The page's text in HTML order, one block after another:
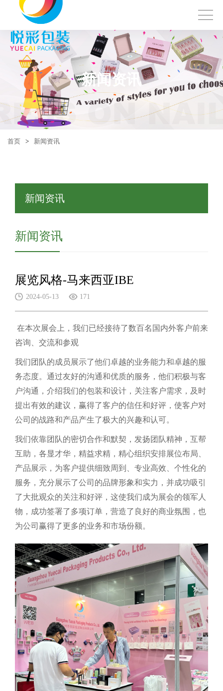
新闻资讯
首页 > 新闻资讯
新闻资讯
新闻资讯
展览风格-马来西亚IBE
2024-05-13 171
在本次展会上，我们已经接待了数百名国内外客户前来
咨询、交流和参观
我们团队的成员展示了他们卓越的业务能力和卓越的服
务态度。通过友好的沟通和优质的服务，他们积极与客
户沟通，介绍我们的包装和设计，关注客户需求，及时
提出有效的建议，赢得了客户的信任和好评，使客户对
公司的战路和产品产生了极大的兴趣和认可。
我们依靠团队的密切合作和默契，发扬团队精神，互帮
互助，各显才华，精益求精，精心组织安排展位布局、
产品展示，为客户提供细致周到、专业高效、个性化的
服务，充分展示了公司的品牌形象和实力，并成功吸引
了大批观众的关注和好评，这使我们成为展会的领军人
物，成功签署了多项订单，营造了良好的商业氛围，也
为公司赢得了更多的业务和市场份额。